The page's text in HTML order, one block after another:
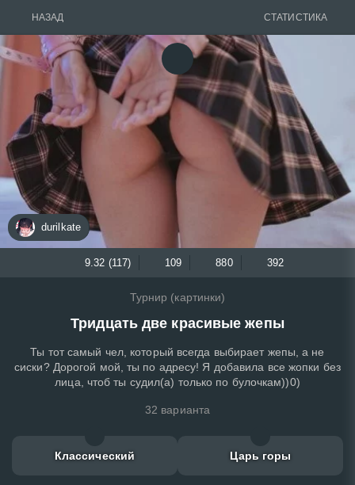
НАЗАД СТАТИСТИКА
durilkate
9.32 (117) 109 880 392
Турнир (картинки)
Тридцать две красивые жепы
Ты тот самый чел, который всегда выбирает жепы, а не
сиски? Дорогой мой, ты по адресу! Я добавила все жопки без
лица, чтоб ты судил(а) только по булочкам))0)
32 варианта
Классический Царь горы